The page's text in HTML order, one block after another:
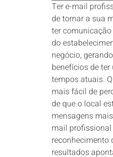
Ter e-mail
de tornar a sua
ter
do
negócio,
benefícios de
tempos atuais.
mais fácil de
de que o local
mensagens
mail
reconhecimento
resultados